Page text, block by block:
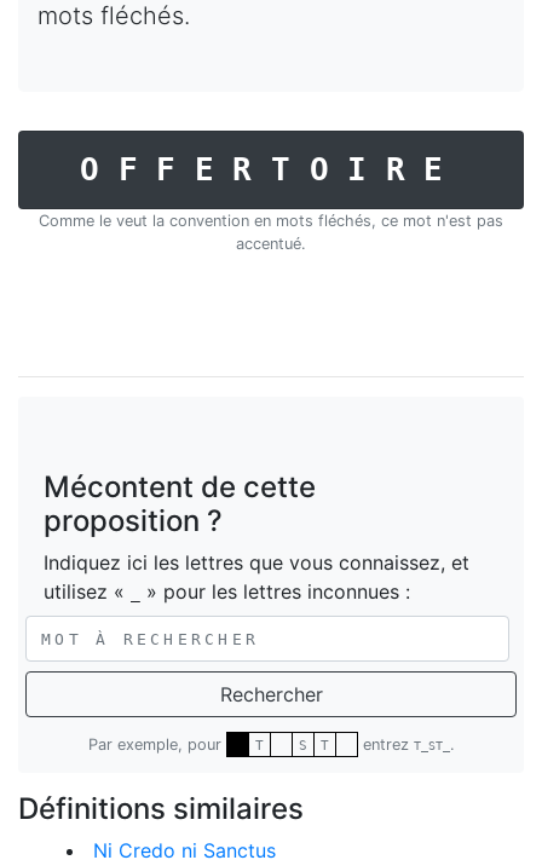
mots fléchés.
OFFERTOIRE
Comme le veut la convention en mots fléchés, ce mot n'est pas
accentué.
Mécontent de cette
proposition ?
Indiquez ici les lettres que vous connaissez, et
utilisez «
» pour les lettres inconnues :
Rechercher
Par exemple, pour T S T entrez T_ST_ .
Définitions similaires
Ni Credo ni Sanctus